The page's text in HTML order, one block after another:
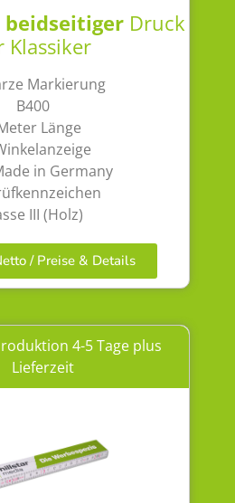
beidseitiger Druck
Klassiker
Markierung
B400
Länge
in Germany
III (Holz)
/ Preise & Details
4-5 Tage plus
Lieferzeit